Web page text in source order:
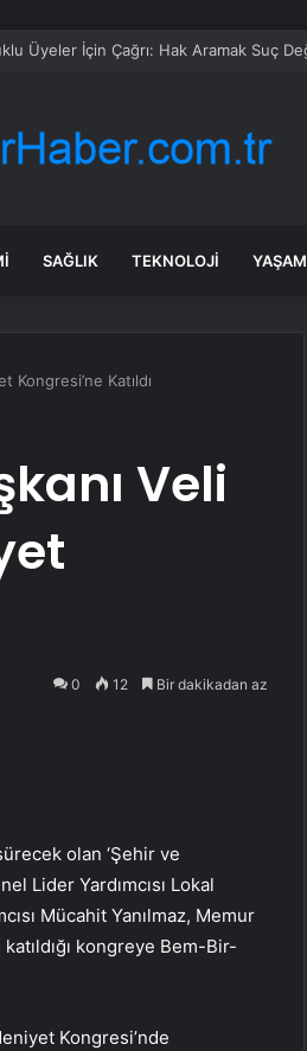
düştü
SAĞLIK TEKNOLOJI YAŞAM
Katıldı
Veli
0 12 Bir dakikadan az
olan ‘Şehir ve
Lider Yardımcısı Lokal
Mücahit Yanılmaz, Memur
kongreye Bem-Bir-
Kongresi’nde